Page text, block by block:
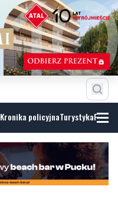
Kronika policyjnaTurystyka